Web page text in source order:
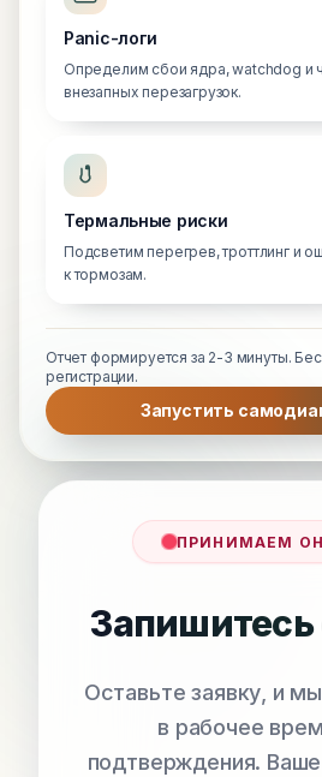
Panic-логи
Определим сбои ядра, watchdog и
внезапных перезагрузок.
Термальные риски
Подсветим перегрев, троттлинг и
к тормозам.
Отчет формируется за 2-3 минуты.
регистрации.
Запустить
ПРИНИМАЕМ
Запишитесь
Оставьте заявку, и
в рабочее
подтверждения.